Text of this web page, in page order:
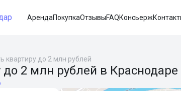
АрендаПокупкаОтзывыFAQКонсьерж
квартиру до 2 млн рублей
до 2 млн рублей в Краснодаре